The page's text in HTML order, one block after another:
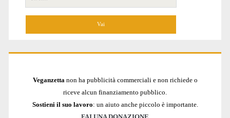
per:
Veganzetta non ha pubblicità commerciali e non richiede o
riceve alcun finanziamento pubblico.
Sostieni il suo lavoro: un aiuto anche piccolo è importante.